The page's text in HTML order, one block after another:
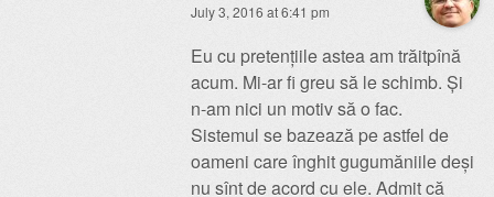
July 3, 2016 at 6:41 pm
Eu cu pretențiile astea am trăitpînă
acum. Mi-ar fi greu să le schimb. Și
n-am nici un motiv să o fac.
Sistemul se bazează pe astfel de
oameni care înghit gugumăniile deși
nu sînt de acord cu ele. Admit că